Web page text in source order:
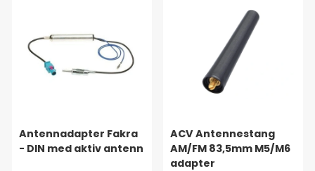
Antennadapter Fakra
- DIN med aktiv antenn
ACV Antennestang
AM/FM 83,5mm M5/M6
adapter